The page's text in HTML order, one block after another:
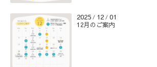
2025 / 12 / 01
12月のご案内